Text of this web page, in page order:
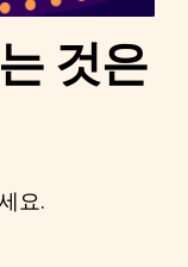
것은
요.